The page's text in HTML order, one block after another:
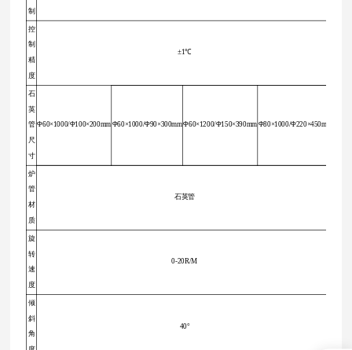
制
控
制
精
度
±1℃
石
英
管
尺
寸
Φ60×1000/Φ100×200mm Φ60×1000/Φ90×300mm Φ60×1200/Φ150×390mm Φ80×1000/Φ220×450mm
炉
管
材
质
石英管
旋
转
速
度
0-20R/M
倾
斜
角
40°